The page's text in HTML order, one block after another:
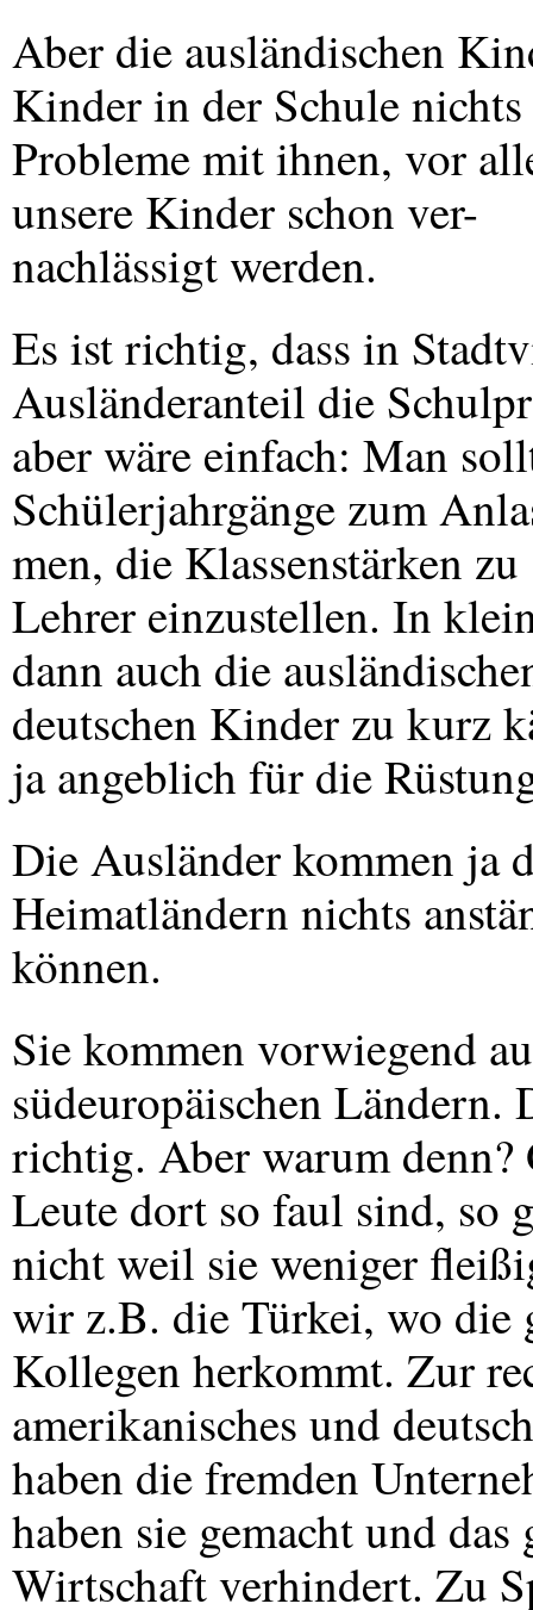
Aber die ausländischen
Kinder in der Schule
Probleme mit ihnen, vor
unsere Kinder schon ver-
nachlässigt werden.
Es ist richtig, dass in
Ausländeranteil die
aber wäre einfach: Man
Schülerjahrgänge zum
men, die Klassenstärken
Lehrer einzustellen. In
dann auch die
deutschen Kinder zu kurz
ja angeblich für die
Die Ausländer kommen ja
Heimatländern nichts
können.
Sie kommen vorwiegend
südeuropäischen Ländern.
richtig. Aber warum denn?
Leute dort so faul sind, so
nicht weil sie weniger
wir z.B. die Türkei, wo die
Kollegen herkommt. Zur
amerikanisches und
haben die fremden
haben sie gemacht und
Wirtschaft verhindert. Zu